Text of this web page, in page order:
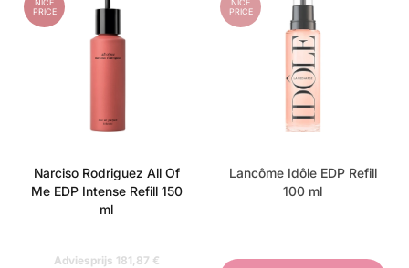
PRICE
Narciso Rodriguez All Of
Me EDP Intense Refill 150
ml
Adviesprijs 181,87 €
PRICE
Lancôme Idôle EDP Refill
100 ml